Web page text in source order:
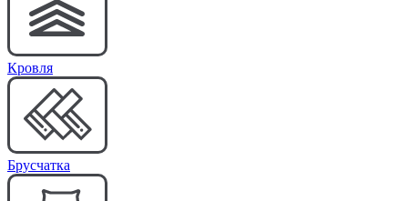
Кровля
Брусчатка